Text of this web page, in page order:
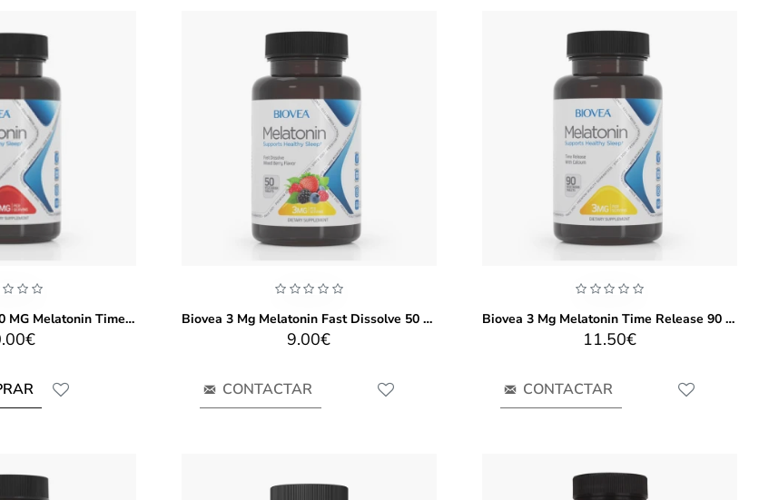
Biovea (Eurovital) 10 MG Melatonin Time Release 60 Tablets Biovea 3 Mg Melatonin Fast Dissolve 50 tablets
9.00€
CONTACTAR
Biovea 3 Mg Melatonin Time Release 90 Tablets
11.50€
CONTACTAR